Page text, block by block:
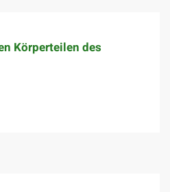
Körperteilen des